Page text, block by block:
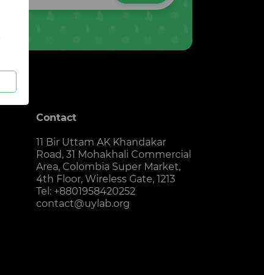
Contact
11 Bir Uttam AK Khandakar
Road, 31 Mohakhali Commercial
Area, Colombia Super Market,
4th Floor, Wireless Gate, 1213
Tel: +8801958420252
contact@uylab.org